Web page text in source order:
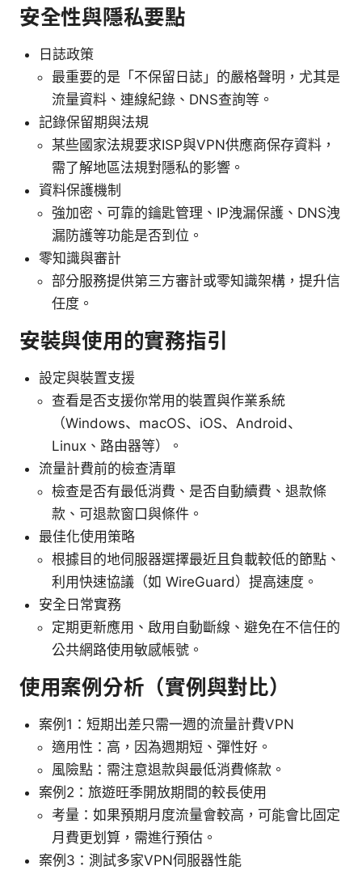
安全性與隱私要點
日誌政策
最重要的是「不保留日誌」的嚴格聲明，尤其是
流量資料、連線紀錄、DNS查詢等。
記錄保留期與法規
某些國家法規要求ISP與VPN供應商保存資料，
需了解地區法規對隱私的影響。
資料保護機制
強加密、可靠的鑰匙管理、IP洩漏保護、DNS洩
漏防護等功能是否到位。
零知識與審計
部分服務提供第三方審計或零知識架構，提升信
任度。
安裝與使用的實務指引
設定與裝置支援
查看是否支援你常用的裝置與作業系統
（Windows、macOS、iOS、Android、
Linux、路由器等）。
流量計費前的檢查清單
檢查是否有最低消費、是否自動續費、退款條
款、可退款窗口與條件。
最佳化使用策略
根據目的地伺服器選擇最近且負載較低的節點、
利用快速協議（如 WireGuard）提高速度。
安全日常實務
定期更新應用、啟用自動斷線、避免在不信任的
公共網路使用敏感帳號。
使用案例分析（實例與對比）
案例1：短期出差只需一週的流量計費VPN
適用性：高，因為週期短、彈性好。
風險點：需注意退款與最低消費條款。
案例2：旅遊旺季開放期間的較長使用
考量：如果預期月度流量會較高，可能會比固定
月費更划算，需進行預估。
案例3：測試多家VPN伺服器性能